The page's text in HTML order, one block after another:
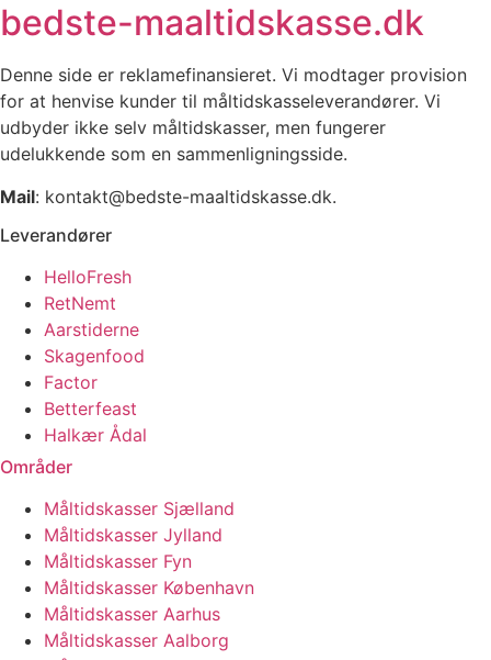
bedste-maaltidskasse.dk
Denne side er reklamefinansieret. Vi modtager provision
for at henvise kunder til måltidskasseleverandører. Vi
udbyder ikke selv måltidskasser, men fungerer
udelukkende som en sammenligningsside.
Mail: kontakt@bedste-maaltidskasse.dk.
Leverandører
HelloFresh
RetNemt
Aarstiderne
Skagenfood
Factor
Betterfeast
Halkær Ådal
Områder
Måltidskasser Sjælland
Måltidskasser Jylland
Måltidskasser Fyn
Måltidskasser København
Måltidskasser Aarhus
Måltidskasser Aalborg